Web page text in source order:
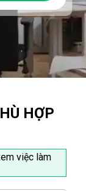
HỢP
việc làm